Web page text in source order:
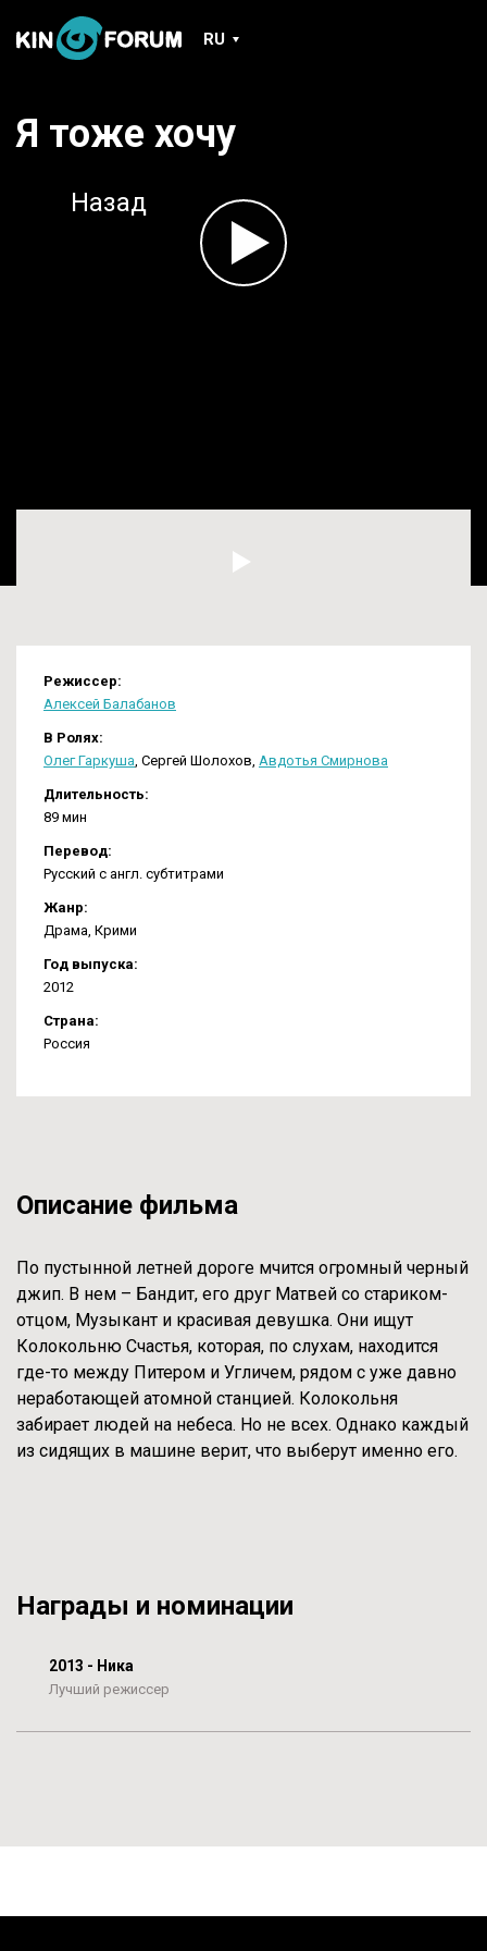
RU
Я тоже хочу
Назад
Режиссер:
Алексей Балабанов
В Ролях:
Олег Гаркуша, Сергей Шолохов, Авдотья Смирнова
Длительность:
89 мин
Перевод:
Русский с англ. субтитрами
Жанр:
Драма, Крими
Год выпуска:
2012
Страна:
Россия
Награды и номинации
2013 - Ника
Лучший режиссер
Описание фильма
По пустынной летней дороге мчится огромный черный
джип. В нем – Бандит, его друг Матвей со стариком-
отцом, Музыкант и красивая девушка. Они ищут
Колокольню Счастья, которая, по слухам, находится
где-то между Питером и Угличем, рядом с уже давно
неработающей атомной станцией. Колокольня
забирает людей на небеса. Но не всех. Однако каждый
из сидящих в машине верит, что выберут именно его.